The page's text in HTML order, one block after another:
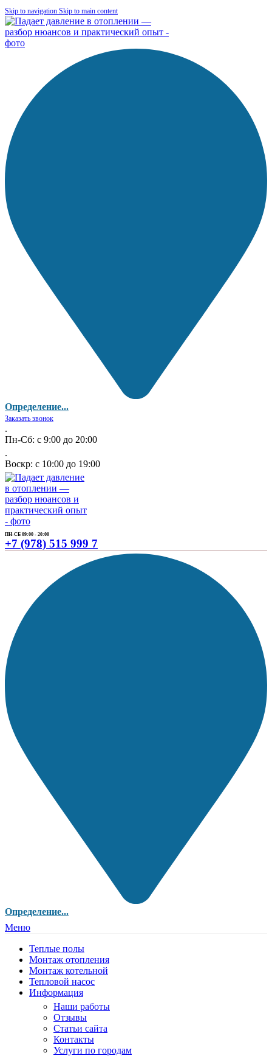
Skip to navigation Skip to main content
Определение...
Заказать звонок
.
Пн-Сб: с 9:00 до 20:00
.
Воскр: с 10:00 до 19:00
ПН-СБ 09:00 - 20:00
+7 (978) 515 999 7
Определение...
Меню
Теплые полы
Монтаж отопления
Монтаж котельной
Тепловой насос
Информация
Наши работы
Отзывы
Статьи сайта
Контакты
Услуги по городам